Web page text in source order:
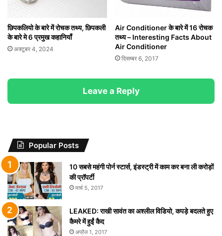
छिपकलियो के बारे में रोचक तथ्य, छिपकली
के बारे मे 6 प्रमुख कहानियाँ
अक्टूबर 4, 2024
Air Conditioner के बारे में 16 रोचक
तथ्‍य – Interesting Facts About
Air Conditioner
दिसम्बर 6, 2017
Leave a Reply
Popular Posts
10 सबसे महंगी पोर्न स्टार्स, इंडस्ट्री में काम कर बना ली करोड़ों
की प्रॉपर्टी
मार्च 5, 2017
LEAKED: राखी सावंत का अश्लील विडियो, कपड़े बदलते हुए
कैमरे में हुईं कैद
अप्रैल 1, 2017